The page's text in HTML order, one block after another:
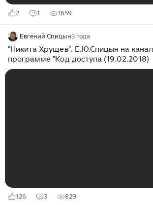
2 1 1659
Евгений Спицын3 года
"Никита Хрущев". Е.Ю.Спицын на
программе "Код доступа (19.02.2018)
126 3 829